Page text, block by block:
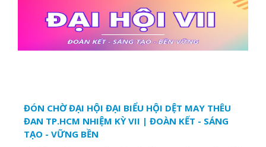
CÔNG TY CỔ PHẦN VIỆT THẮNG - CTCP
ĐÓN CHỜ ĐẠI HỘI ĐẠI BIỂU HỘI DỆT MAY THÊU
ĐAN TP.HCM NHIỆM KỲ VII | ĐOÀN KẾT - SÁNG
TẠO - VỮNG BỀN